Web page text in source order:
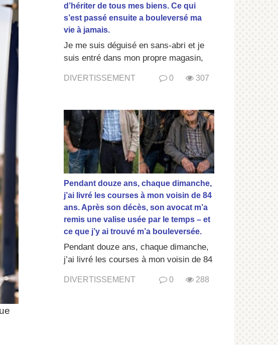
d’hériter de tous mes biens. Ce qui
s’est passé ensuite a bouleversé ma
vie à jamais.
Je me suis déguisé en sans-abri et je
suis entré dans mon propre magasin,
DIVERTISSEMENT 0 307
Pendant douze ans, chaque dimanche,
j’ai livré les courses à mon voisin de 84
ans. Après son décès, son avocat m’a
remis une valise usée par le temps – et
ce que j’y ai trouvé m’a bouleversée.
Pendant douze ans, chaque dimanche,
j’ai livré les courses à mon voisin de 84
DIVERTISSEMENT 0 288